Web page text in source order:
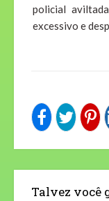
policial
excessivo e
Talvez você